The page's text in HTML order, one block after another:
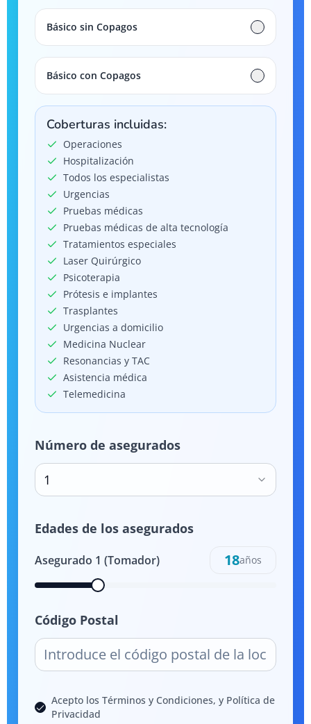
Básico sin Copagos
Básico con Copagos
Coberturas incluidas:
Operaciones
Hospitalización
Todos los especialistas
Urgencias
Pruebas médicas
Pruebas médicas de alta tecnología
Tratamientos especiales
Laser Quirúrgico
Psicoterapia
Prótesis e implantes
Trasplantes
Urgencias a domicilio
Medicina Nuclear
Resonancias y TAC
Asistencia médica
Telemedicina
Número de asegurados
1
Edades de los asegurados
Asegurado 1 (Tomador) 18años
Código Postal
Acepto los Términos y Condiciones, y Política de
Privacidad